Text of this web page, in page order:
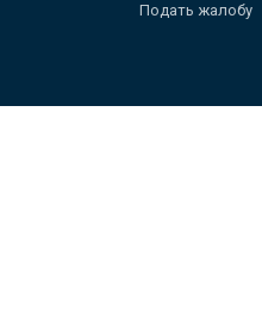
Подать жалобу